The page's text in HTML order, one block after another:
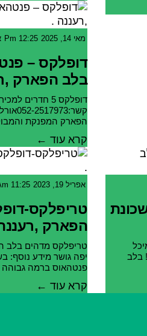
מאי 14, 2025 12:25 Pm
בלב הפארק
דופלקס 5
הפארק המפנקת
קרא עוד ←
בשכונת
בלב
אפריל 19, 2023 11:25 Am
טריפלקס-
הפארק
יפה גושר מידע נוסף:
פנטהאוס ברמה
קרא עוד ←